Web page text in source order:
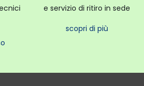
e servizio di ritiro in sede
scopri di più